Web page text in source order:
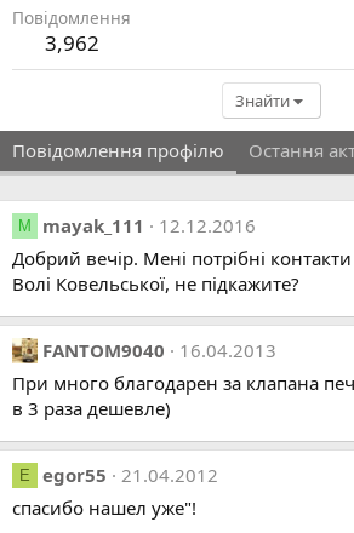
Повідомлення
3,962
Знайти
Повідомлення профілю Остання
M mayak_111
12.12.2016
Добрий вечір. Мені потрібні
Волі Ковельської, не підкажите?
FANTOM9040
16.04.2013
При много благодарен за клапана
в 3 раза дешевле)
E egor55
21.04.2012
спасибо нашел уже"!